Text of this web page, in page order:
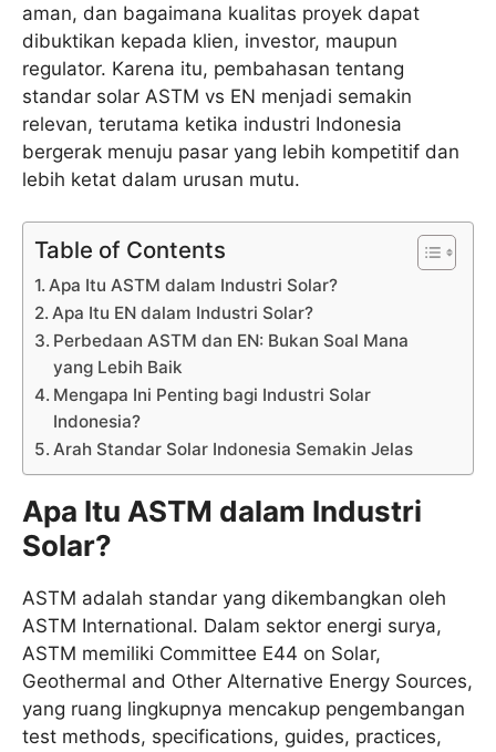
aman, dan bagaimana kualitas proyek dapat
dibuktikan kepada klien, investor, maupun
regulator. Karena itu, pembahasan tentang
standar solar ASTM vs EN menjadi semakin
relevan, terutama ketika industri Indonesia
bergerak menuju pasar yang lebih kompetitif dan
lebih ketat dalam urusan mutu.
Table of Contents
Apa Itu ASTM dalam Industri Solar?
Apa Itu EN dalam Industri Solar?
Perbedaan ASTM dan EN: Bukan Soal Mana
yang Lebih Baik
Mengapa Ini Penting bagi Industri Solar
Indonesia?
Arah Standar Solar Indonesia Semakin Jelas
Apa Itu ASTM dalam Industri
Solar?
ASTM adalah standar yang dikembangkan oleh
ASTM International. Dalam sektor energi surya,
ASTM memiliki Committee E44 on Solar,
Geothermal and Other Alternative Energy Sources,
yang ruang lingkupnya mencakup pengembangan
test methods, specifications, guides, practices,